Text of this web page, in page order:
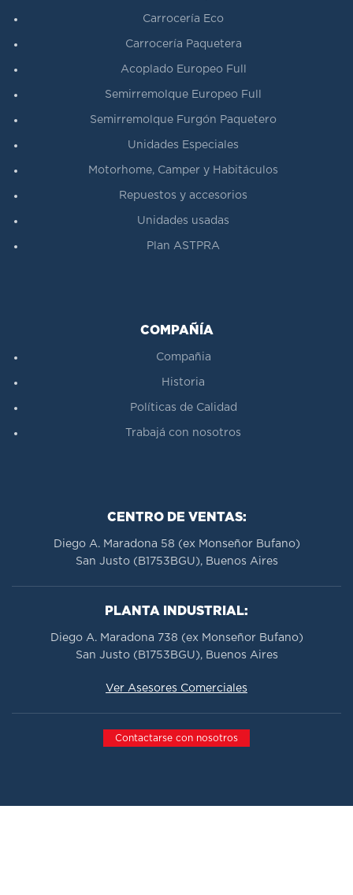
Carrocería Eco
Carrocería Paquetera
Acoplado Europeo Full
Semirremolque Europeo Full
Semirremolque Furgón Paquetero
Unidades Especiales
Motorhome, Camper y Habitáculos
Repuestos y accesorios
Unidades usadas
Plan ASTPRA
COMPAÑÍA
Compañia
Historia
Políticas de Calidad
Trabajá con nosotros
CENTRO DE VENTAS:
Diego A. Maradona 58 (ex Monseñor Bufano)
San Justo (B1753BGU), Buenos Aires
PLANTA INDUSTRIAL:
Diego A. Maradona 738 (ex Monseñor Bufano)
San Justo (B1753BGU), Buenos Aires
Ver Asesores Comerciales
Contactarse con nosotros